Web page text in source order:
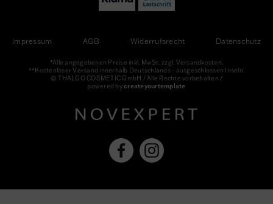
Impressum AGB Widerrufsrecht Datenschutz
*Alle angegebenen Preise inkl. MwSt. zzgl. Versandkosten.
**Kostenloser Versand innerhalb Deutschlands - ausgeschlossen Inseln.
© THALGO COSMETIC GmbH / Alle Rechte vorbehalten /
powered bycreateyourtemplate